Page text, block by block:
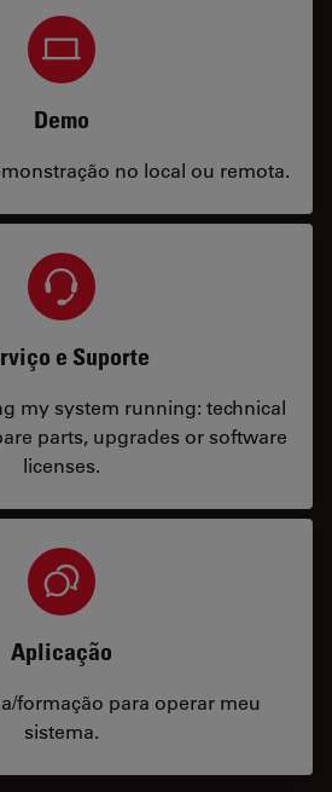
Demo
no local ou remota.
e Suporte
my system running: technical
parts, upgrades or software
licenses.
Aplicação
formação para operar meu
sistema.